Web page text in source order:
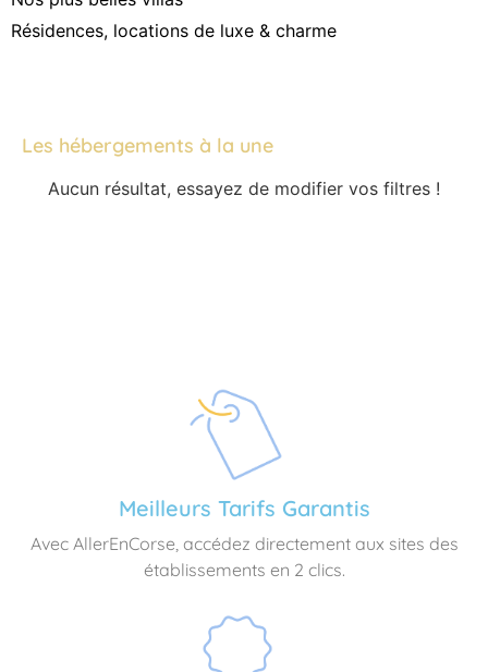
Résidences, locations de luxe & charme
Les hébergements à la une
Aucun résultat, essayez de modifier vos filtres !
Meilleurs Tarifs Garantis
Avec AllerEnCorse, accédez directement aux sites des
établissements en 2 clics.